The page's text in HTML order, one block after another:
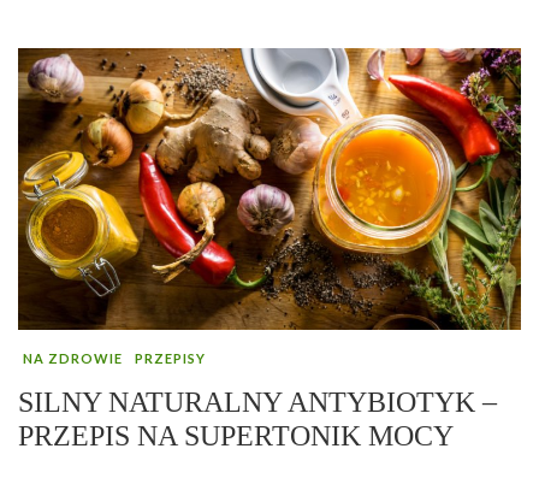
NA ZDROWIE PRZEPISY
SILNY NATURALNY ANTYBIOTYK –
PRZEPIS NA SUPERTONIK MOCY